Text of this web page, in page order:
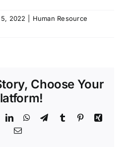
2022
Human Resource
Choose Your
LinkedInWhatsApp
TelegramTumblr PinterestXing
Email